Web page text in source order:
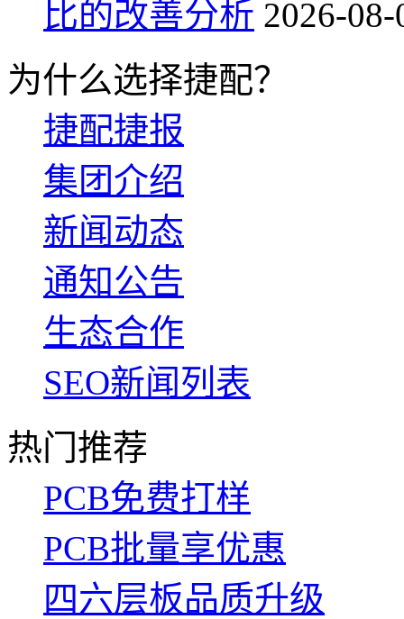
比的改善分析 2026-
为什么选择捷配？
捷配捷报
集团介绍
新闻动态
通知公告
生态合作
SEO新闻列表
热门推荐
PCB免费打样
PCB批量享优惠
四六层板品质升级